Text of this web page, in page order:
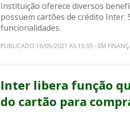
Instituição oferece diversos
possuem cartões de crédito Inter.
funcionalidades.
PUBLICADO 16/05/2021 AS 15:55 - EM
Inter libera função
do cartão para